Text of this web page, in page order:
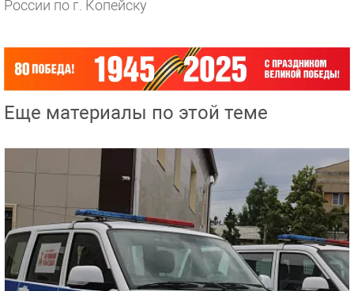
России по г. Копейску
Еще материалы по этой теме